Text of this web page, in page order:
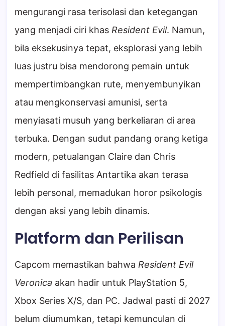
mengurangi rasa terisolasi dan ketegangan
yang menjadi ciri khas Resident Evil. Namun,
bila eksekusinya tepat, eksplorasi yang lebih
luas justru bisa mendorong pemain untuk
mempertimbangkan rute, menyembunyikan
atau mengkonservasi amunisi, serta
menyiasati musuh yang berkeliaran di area
terbuka. Dengan sudut pandang orang ketiga
modern, petualangan Claire dan Chris
Redfield di fasilitas Antartika akan terasa
lebih personal, memadukan horor psikologis
dengan aksi yang lebih dinamis.
Platform dan Perilisan
Capcom memastikan bahwa Resident Evil
Veronica akan hadir untuk PlayStation 5,
Xbox Series X/S, dan PC. Jadwal pasti di 2027
belum diumumkan, tetapi kemunculan di